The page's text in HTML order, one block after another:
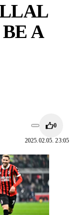
A
0
2025.02.05. 23:05